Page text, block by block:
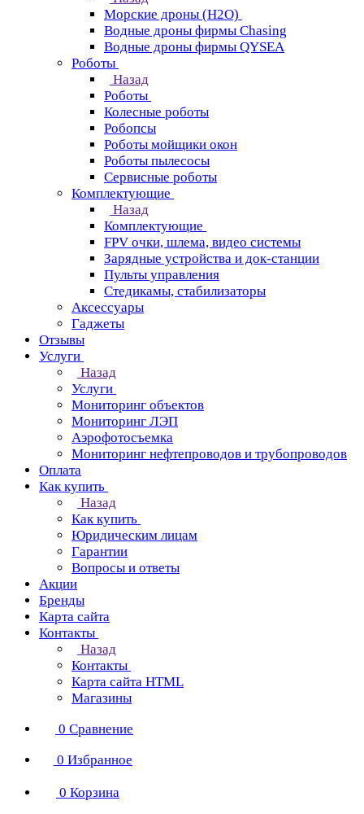
Морские дроны (H2O)
Водные дроны фирмы Chasing
Водные дроны фирмы QYSEA
Роботы
Назад
Роботы
Колесные роботы
Робопсы
Роботы мойщики окон
Роботы пылесосы
Сервисные роботы
Комплектующие
Назад
Комплектующие
FPV очки, шлема, видео системы
Зарядные устройства и док-станции
Пульты управления
Стедикамы, стабилизаторы
Аксессуары
Гаджеты
Отзывы
Услуги
Назад
Услуги
Мониторинг объектов
Мониторинг ЛЭП
Аэрофотосъемка
Мониторинг нефтепроводов и трубопроводов
Оплата
Как купить
Назад
Как купить
Юридическим лицам
Гарантии
Вопросы и ответы
Акции
Бренды
Карта сайта
Контакты
Назад
Контакты
Карта сайта HTML
Магазины
0 Сравнение
0 Избранное
0 Корзина